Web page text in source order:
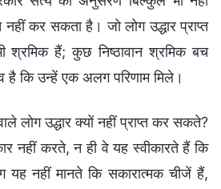
नहीं कर सकता है। जो लोग उद्धार प्राप्त
हैं; कुछ निष्ठावान श्रमिक बच
कि उन्हें एक अलग परिणाम मिले।
लोग उद्धार क्यों नहीं प्राप्त कर सकते?
नहीं करते, न ही वे यह स्वीकारते हैं कि
यह नहीं मानते कि सकारात्मक चीजें हैं,